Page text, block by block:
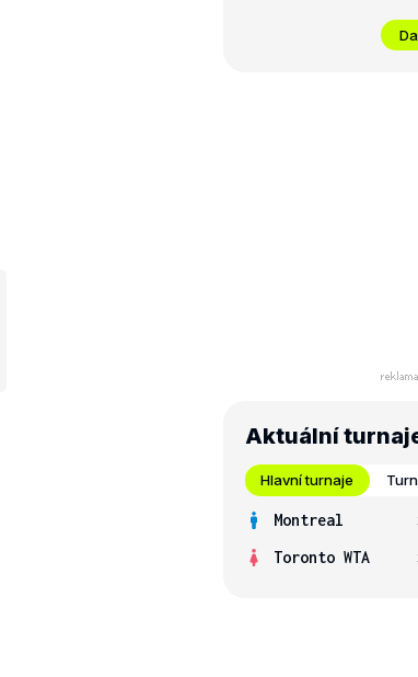
Aktuální
Hlavní turnaje
Montreal
Toronto WTA